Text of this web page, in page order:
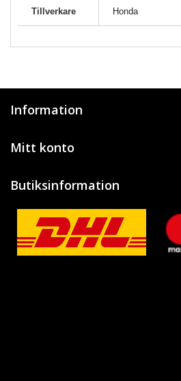
Tillverkare Honda
Information
Mitt konto
Butiksinformation